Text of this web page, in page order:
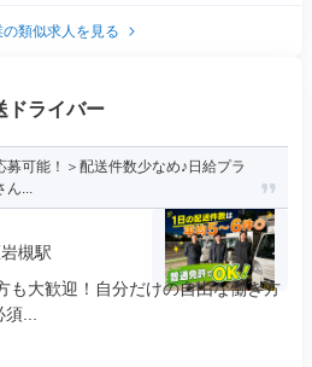
の類似求人を見る
ドライバー
可能！＞配送件数少なめ♪日給プラ
ん...
槻駅
も大歓迎！自分だけの自由な働き方
...